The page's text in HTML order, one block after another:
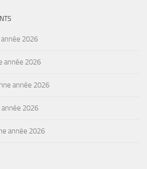
2026
année 2026
année 2026
année 2026
année 2026